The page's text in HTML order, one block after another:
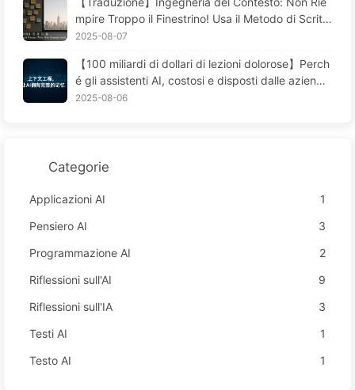
software nell'era dell'IA — Impara l'IA lentamente
171
mpire Troppo il Finestrino! Usa il Metodo di Scritt
ura e Filtraggio in Quattro Fasi, Fai Attenzione alla
more Fuori dalla Finestra—Impara Piano Piano l'AI
170
2025-08-07
【100 miliardi di dollari di lezioni dolorose】Perch
é gli assistenti AI, costosi e disposti dalle aziend
e, "perdono la memoria" nei momenti cruciali, me
2025-08-06
Categorie
Applicazioni AI
1
Pensiero AI
3
Programmazione AI
2
Riflessioni sull'AI
9
Riflessioni sull'IA
3
Testi AI
1
Testo AI
1